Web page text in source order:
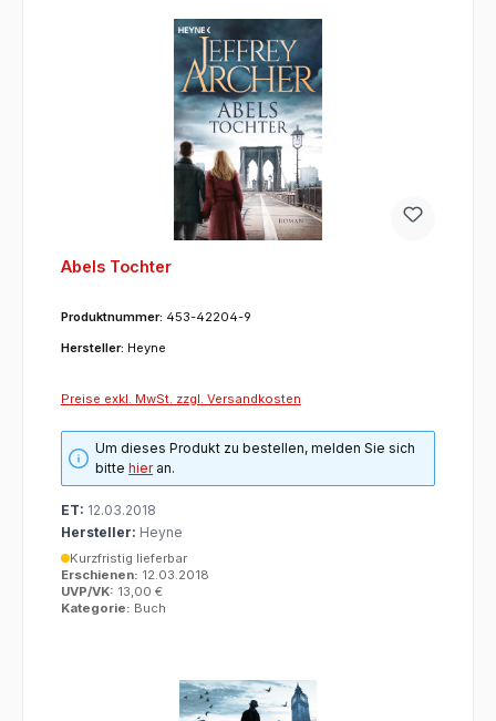
Abels Tochter
Produktnummer: 453-42204-9
Hersteller: Heyne
Preise exkl. MwSt. zzgl. Versandkosten
Um dieses Produkt zu bestellen, melden Sie sich
bittehieran.
ET: 12.03.2018
Hersteller: Heyne
Kurzfristig lieferbar
Erschienen: 12.03.2018
UVP/VK: 13,00 €
Kategorie: Buch